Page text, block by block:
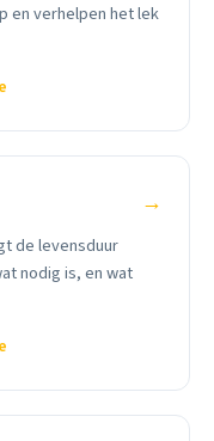
en verhelpen het lek
→
de levensduur
nodig is, en wat